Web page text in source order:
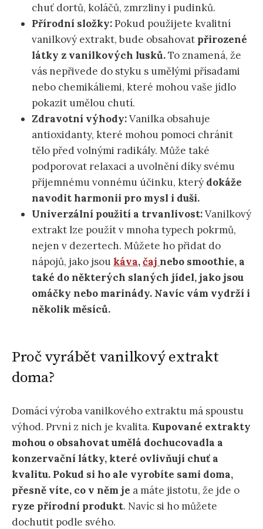
chuť dortů, koláčů, zmrzliny i pudinků.
Přírodní složky:Pokud použijete kvalitní
vanilkový extrakt, bude obsahovat přirozené
látky z vanilkových lusků.To znamená, že
vás nepřivede do styku s umělými přísadami
nebo chemikáliemi, které mohou vaše jídlo
pokazit umělou chutí.
Zdravotní výhody:Vanilka obsahuje
antioxidanty, které mohou pomoci chránit
tělo před volnými radikály. Může také
podporovat relaxaci a uvolnění díky svému
příjemnému vonnému účinku, který dokáže
navodit harmonii pro mysl i duši.
Univerzální použití a trvanlivost:Vanilkový
extrakt lze použít v mnoha typech pokrmů,
nejen v dezertech. Můžete ho přidat do
nápojů, jako jsou káva,čaj nebo smoothie, a
také do některých slaných jídel, jako jsou
omáčky nebo marinády. Navíc vám vydrží i
několik měsíců.
Proč vyrábět vanilkový extrakt
doma?
Domácí výroba vanilkového extraktu má spoustu
výhod. První z nich je kvalita. Kupované extrakty
mohou o obsahovat umělá dochucovadla a
konzervační látky, které ovlivňují chuť a
kvalitu. Pokud si ho ale vyrobíte sami doma,
přesně víte, co v něm je a máte jistotu, že jde o
ryze přírodní produkt. Navíc si ho můžete
dochutit podle svého.